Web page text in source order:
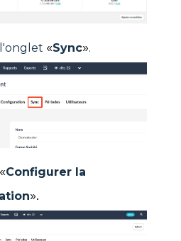
«Sync».
«Configurer la
».